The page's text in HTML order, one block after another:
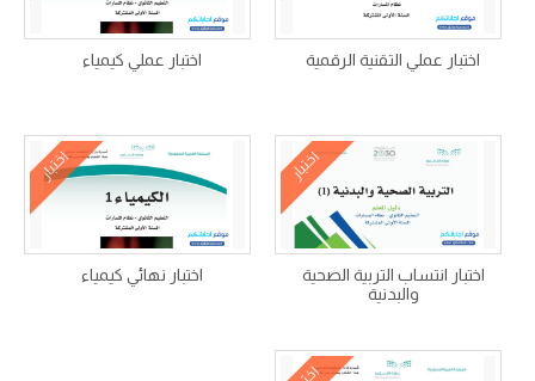
اختبار عملي التقنية الرقمية اختبار عملي كيمياء
اختبار
اختبار انتساب التربية الصحية
والبدنية
اختبار
اختبار نهائي كيمياء